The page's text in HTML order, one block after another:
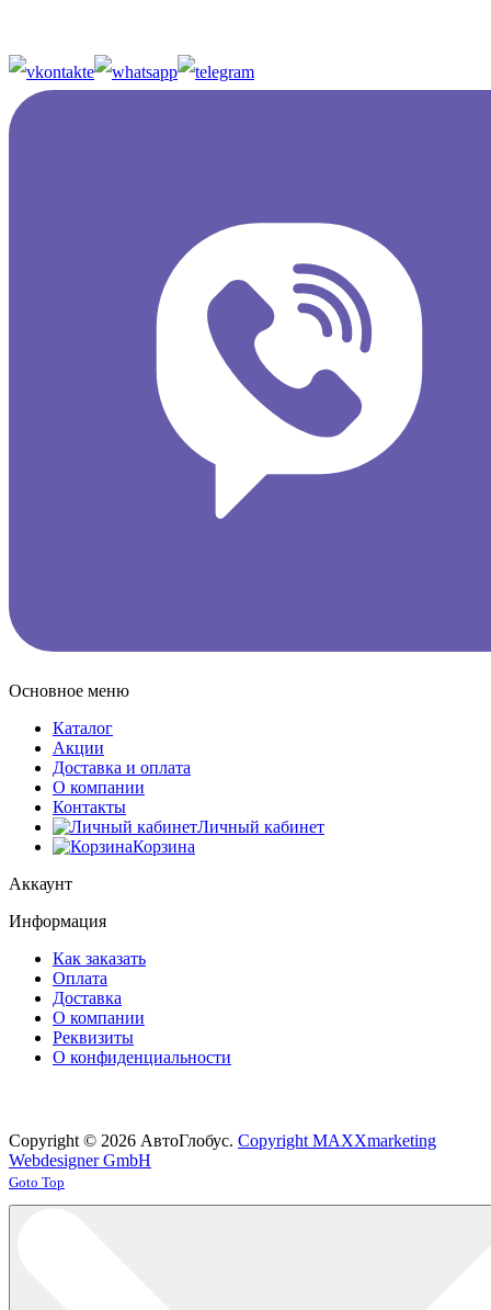
Основное меню
Каталог
Акции
Доставка и оплата
О компании
Контакты
Личный кабинет
Корзина
Аккаунт
Информация
Как заказать
Оплата
Доставка
О компании
Реквизиты
О конфиденциальности
Copyright © 2026 АвтоГлобус. Copyright MAXXmarketing
Webdesigner GmbH
Joomla! 3 Templates
Goto Top